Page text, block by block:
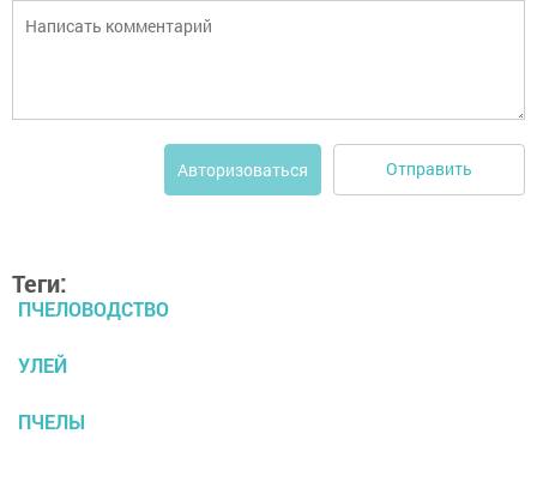
Авторизоваться Отправить
Теги:
ПЧЕЛОВОДСТВО
УЛЕЙ
ПЧЕЛЫ